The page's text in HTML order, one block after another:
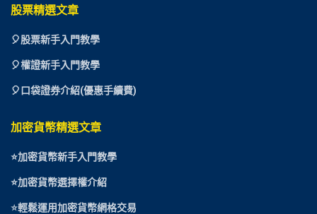
股票精選文章
🎈股票新手入門教學
🎈權證新手入門教學
🎈口袋證券介紹(優惠手續費)
加密貨幣精選文章
⭐加密貨幣新手入門教學
⭐加密貨幣選擇權介紹
⭐輕鬆運用加密貨幣網格交易